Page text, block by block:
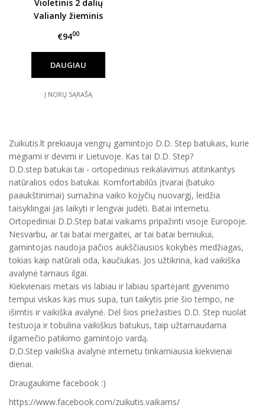
Violetinis 2 dalių
Valianly žieminis
€9400
DAUGIAU
Į NORŲ SĄRAŠĄ
Zuikutis.lt prekiauja vengrų gamintojo D.D. Step batukais, kurie
mėgiami ir dėvimi ir Lietuvoje. Kas tai D.D. Step?
D.D.step batukai tai - ortopedinius reikalavimus atitinkantys
natūralios odos batukai. Komfortabilūs įtvarai (batuko
paaukštinimai) sumažina vaiko kojyčių nuovargį, leidžia
taisyklingai jas laikyti ir lengvai judėti. Batai internetu.
Ortopediniai D.D.Step batai vaikams pripažinti visoje Europoje.
Nesvarbu, ar tai batai mergaitei, ar tai batai berniukui,
gamintojas naudoja pačios aukščiausios kokybės medžiagas,
tokias kaip natūrali oda, kaučiukas. Jos užtikrina, kad vaikiška
avalynė tarnaus ilgai.
Kiekvienais metais vis labiau ir labiau spartėjant gyvenimo
tempui viskas kas mus supa, turi taikytis prie šio tempo, ne
išimtis ir vaikiška avalynė. Dėl šios priežasties D.D. Step nuolat
testuoja ir tobulina vaikiškus batukus, taip užtarnaudama
ilgamečio patikimo gamintojo vardą.
D.D.Step vaikiška avalynė internetu tinkamiausia kiekvienai
dienai.
Draugaukime facebook :)
https://www.facebook.com/zuikutis.vaikams/